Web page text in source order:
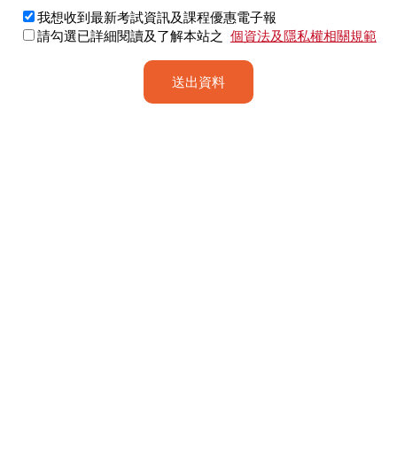
我想收到最新考試資訊及課程優惠電子報
請勾選已詳細閱讀及了解本站之 個資法及隱私權相關規範
送出資料